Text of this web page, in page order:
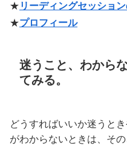
★ リーディングセッショ
★プロフィール
迷うこと、わから
てみる。
どうすればいいか迷うと
がわからないときは、そ